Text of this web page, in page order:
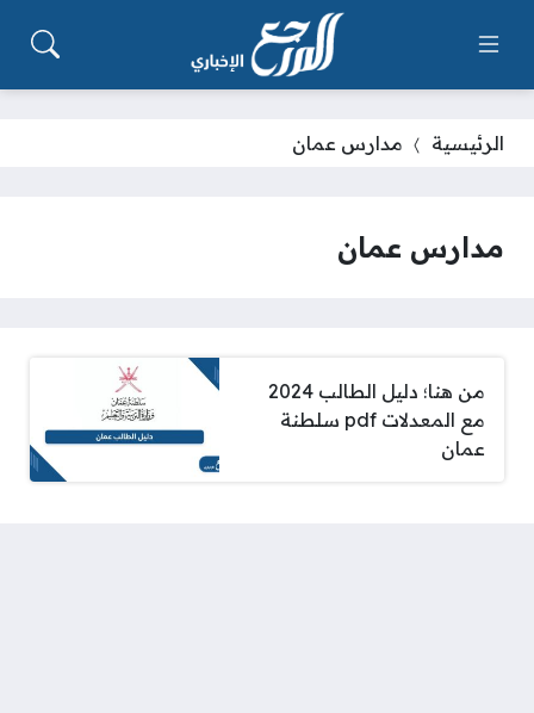
الرئيسية مدارس عمان
مدارس عمان
من هنا؛ دليل الطالب 2024
مع المعدلات pdf سلطنة
عمان